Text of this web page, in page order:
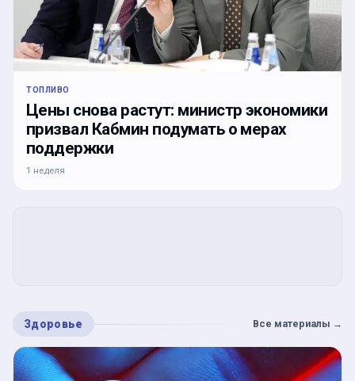
ТОПЛИВО
Цены снова растут: министр экономики
призвал Кабмин подумать о мерах
поддержки
1 неделя
Здоровье Все материалы →